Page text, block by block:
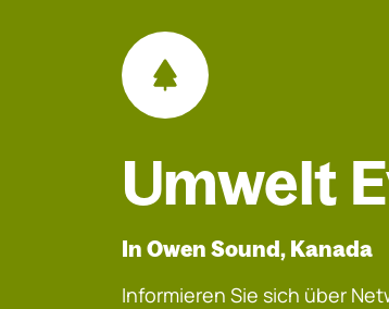
Umwelt
In Owen Sound, Kanada
Informieren Sie sich über